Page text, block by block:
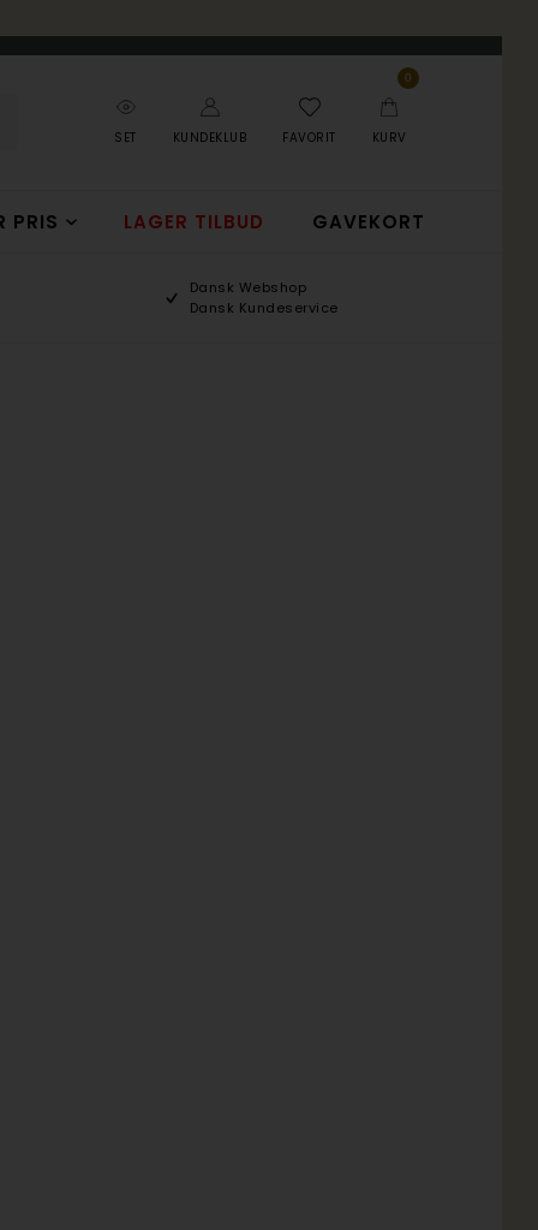
SET KUNDEKLUB FAVORIT
0
KURV
PRIS LAGER TILBUD GAVEKORT
Dansk Webshop
Dansk Kundeservice